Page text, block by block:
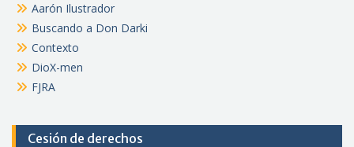
Aarón Ilustrador
Buscando a Don Darki
Contexto
DioX-men
FJRA
Cesión de derechos